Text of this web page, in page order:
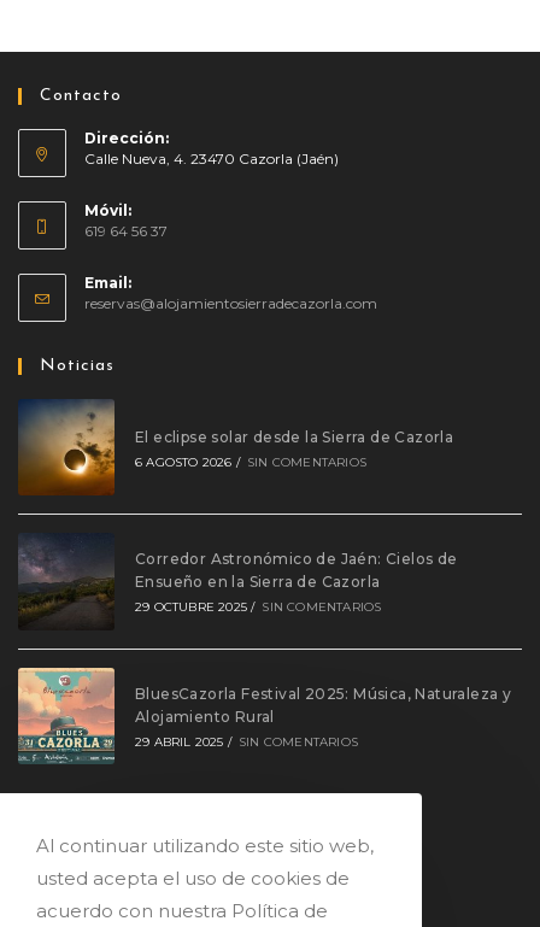
Contacto
Dirección:
Calle Nueva, 4. 23470 Cazorla (Jaén)
Móvil:
619 64 56 37
abre
en
aplicación
Email:
reservas@alojamientosierradecazorla.com
Noticias
El eclipse solar desde la Sierra de Cazorla
6 AGOSTO 2026 / SIN COMENTARIOS
Corredor Astronómico de Jaén: Cielos de
Ensueño en la Sierra de Cazorla
29 OCTUBRE 2025 / SIN COMENTARIOS
BluesCazorla Festival 2025: Música, Naturaleza y
Alojamiento Rural
29 ABRIL 2025 / SIN COMENTARIOS
Al continuar utilizando este sitio web,
usted acepta el uso de cookies de
acuerdo con nuestra Política de